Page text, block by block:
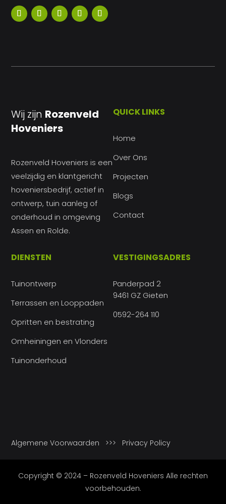
Wij zijn Rozenveld
Hoveniers
Rozenveld Hoveniers is een
veelzijdig en klantgericht
hoveniersbedrijf, actief in
ontwerp, tuin aanleg of
onderhoud in omgeving
Assen en Rolde.
QUICK LINKS
Home
Over Ons
Projecten
Blogs
Contact
DIENSTEN
Tuinontwerp
Terrassen en Looppaden
Opritten en bestrating
Omheiningen en Vlonders
Tuinonderhoud
VESTIGINGSADRES
Panderpad 2
9461 GZ Gieten
0592-264 110
Algemene Voorwaarden >>> Privacy Policy
Copyright © 2024 – Rozenveld Hoveniers Alle rechten
voorbehouden.